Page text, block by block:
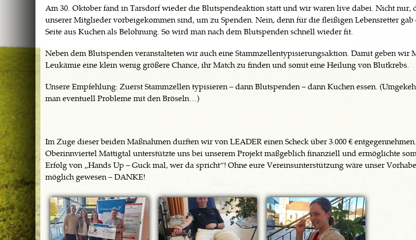
Am 30. Oktober fand in Tarsdorf wieder die Blutspendeaktion statt und wir waren live dabei. Nicht nur,
unserer Mitglieder vorbeigekommen sind, um zu Spenden. Nein, denn für die fleißigen Lebensretter gab
Seite aus Kuchen als Belohnung. So wird man nach dem Blutspenden schnell wieder fit.
Neben dem Blutspenden veranstalteten wir auch eine Stammzellentypisierungsaktion. Damit geben wir
Leukämie eine klein wenig größere Chance, ihr Match zu finden und somit eine Heilung von Blutkrebs.
Unsere Empfehlung: Zuerst Stammzellen typisieren – dann Blutspenden – dann Kuchen essen.
man eventuell Probleme mit den Bröseln…)
Im Zuge dieser beiden Maßnahmen durften wir von LEADER einen Scheck über 3.000 €
Oberinnviertel Mattigtal unterstützte uns bei unserem Projekt maßgeblich finanziell und ermöglichte
Erfolg von „Hands Up – Guck mal, wer da spricht“! Ohne eure Vereinsunterstützung wäre unser
möglich gewesen – DANKE!